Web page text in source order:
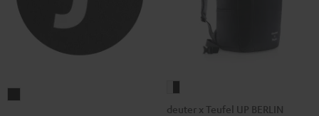
deuter x Teufel UP BERLIN